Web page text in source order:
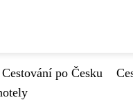
Cestování po Česku